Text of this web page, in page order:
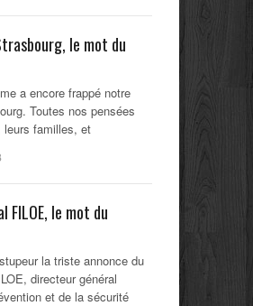
le mot du
a encore frappé notre
Toutes nos pensées
familles, et
FILOE, le mot du
la triste annonce du
directeur général
et de la sécurité